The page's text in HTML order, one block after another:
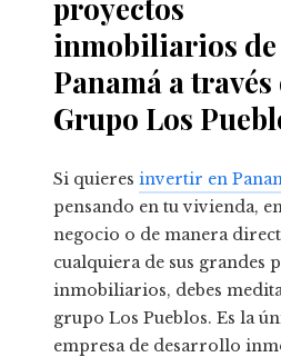
proyectos
inmobiliarios de
Panamá a través
Grupo Los
Si quieres invertir en
pensando en tu vivienda,
negocio o de manera
cualquiera de sus grandes
inmobiliarios, debes
grupo Los Pueblos. Es la
empresa de desarrollo